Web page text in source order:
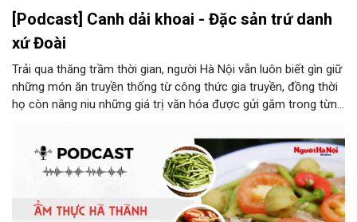
[Podcast] Canh dải khoai - Đặc sản trứ danh
xứ Đoài
Trải qua thăng trầm thời gian, người Hà Nội vẫn luôn biết gìn giữ
những món ăn truyền thống từ công thức gia truyền, đồng thời
họ còn nâng niu những giá trị văn hóa được gửi gắm trong từng
thức. Và canh dải khoai là một món ăn như thế.